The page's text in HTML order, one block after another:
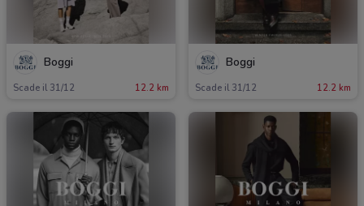
Boggi
Scade il 31/12 12.2 km
Boggi
Scade il 31/12 12.2 km